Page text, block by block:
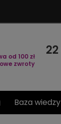
od 100 zł
zwroty
Baza wiedzy